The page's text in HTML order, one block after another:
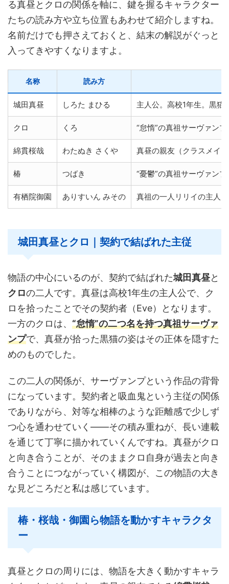
る真昼とクロの関係を軸に、鍵を握るキャラクター
たちの読み方や立ち位置もあわせて紹介しますね。
名前だけでも押さえておくと、結末の解説がぐっと
入ってきやすくなりますよ。
名称 読み方
城田真昼 しろた まひる 主人公。高校1年生。黒猫
クロ くろ “怠惰”の真祖サーヴァン
綿貫桜哉 わたぬき さくや 真昼の親友（クラスメイ
椿 つばき “憂鬱”の真祖サーヴァン
有栖院御園 ありすいん みその 真祖の一人リリイの主人
城田真昼とクロ｜契約で結ばれた主従
物語の中心にいるのが、契約で結ばれた城田真昼と
クロの二人です。真昼は高校1年生の主人公で、ク
ロを拾ったことでその契約者（Eve）となります。
一方のクロは、 “怠惰”の二つ名を持つ真祖サーヴァ
ンプで、真昼が拾った黒猫の姿はその正体を隠すた
めのものでした。
この二人の関係が、サーヴァンプという作品の背骨
になっています。契約者と吸血鬼という主従の関係
でありながら、対等な相棒のような距離感で少しず
つ心を通わせていく——その積み重ねが、長い連載
を通じて丁寧に描かれていくんですね。真昼がクロ
と向き合うことが、そのままクロ自身が過去と向き
合うことにつながっていく構図が、この物語の大き
な見どころだと私は感じています。
椿・桜哉・御園ら物語を動かすキャラクタ
ー
真昼とクロの周りには、物語を大きく動かすキャラ